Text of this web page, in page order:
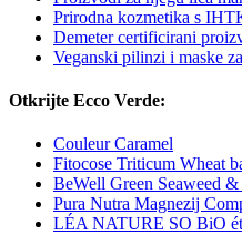
Prirodna kozmetika s
Demeter certificirani
Veganski pilinzi i maske
Otkrijte Ecco Verde:
Couleur Caramel
Fitocose Triticum Wheat
BeWell Green Seaweed
Pura Nutra Magnezij
LÉA NATURE SO BiO